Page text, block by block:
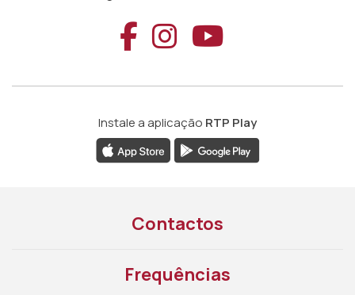
Aceder ao
Aceder ao
Aceder
Instale a aplicação RTP Play
Contactos
Frequências